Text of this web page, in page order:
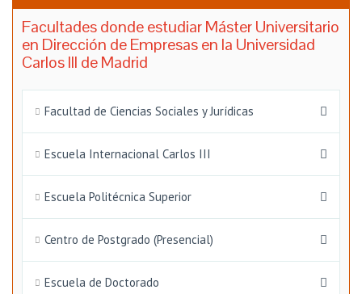
Facultades donde estudiar Máster Universitario
en Dirección de Empresas en la Universidad
Carlos III de Madrid
Facultad de Ciencias Sociales y Jurídicas
Escuela Internacional Carlos III
Escuela Politécnica Superior
Centro de Postgrado (Presencial)
Escuela de Doctorado